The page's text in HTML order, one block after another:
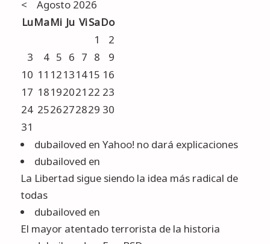
<
Agosto 2026
LuMaMi Ju ViSaDo
1
2
3
4 5 6 7 8
9
10 11 12131415 16
17 18192021 22 23
24 2526272829 30
31
dubailoved enYahoo! no dará explicaciones
dubailoved en
La Libertad sigue siendo la idea más radical de
todas
dubailoved en
El mayor atentado terrorista de la historia